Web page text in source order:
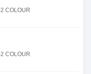
COLOUR
COLOUR